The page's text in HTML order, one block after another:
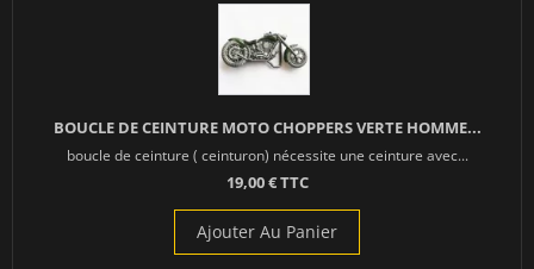
BOUCLE DE CEINTURE MOTO CHOPPERS VERTE HOMME...
boucle de ceinture ( ceinturon) nécessite une ceinture avec...
19,00 € TTC
Ajouter Au Panier